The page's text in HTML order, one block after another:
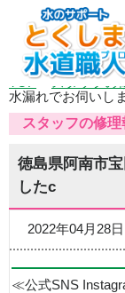
TOP>スタッフの
水漏れでお伺いし
スタッフの修理
徳島県阿南市
したc
2022年04月28日
≪公式SNS